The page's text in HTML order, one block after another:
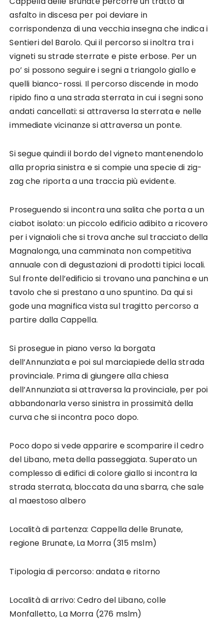
asfalto in discesa per poi deviare in
corrispondenza di una vecchia insegna che indica i
Sentieri del Barolo. Qui il percorso si inoltra tra i
vigneti su strade sterrate e piste erbose. Per un
po’ si possono seguire i segni a triangolo giallo e
quelli bianco-rossi. Il percorso discende in modo
ripido fino a una strada sterrata in cui i segni sono
andati cancellati: si attraversa la sterrata e nelle
immediate vicinanze si attraversa un ponte.
Si segue quindi il bordo del vigneto mantenendolo
alla propria sinistra e si compie una specie di zig-
zag che riporta a una traccia più evidente.
Proseguendo si incontra una salita che porta a un
ciabot isolato: un piccolo edificio adibito a ricovero
per i vignaioli che si trova anche sul tracciato della
Magnalonga, una camminata non competitiva
annuale con di degustazioni di prodotti tipici locali.
Sul fronte dell’edificio si trovano una panchina e un
tavolo che si prestano a uno spuntino. Da qui si
gode una magnifica vista sul tragitto percorso a
partire dalla Cappella.
Si prosegue in piano verso la borgata
dell’Annunziata e poi sul marciapiede della strada
provinciale. Prima di giungere alla chiesa
dell’Annunziata si attraversa la provinciale, per poi
abbandonarla verso sinistra in prossimità della
curva che si incontra poco dopo.
Poco dopo si vede apparire e scomparire il cedro
del Libano, meta della passeggiata. Superato un
complesso di edifici di colore giallo si incontra la
strada sterrata, bloccata da una sbarra, che sale
al maestoso albero
Località di partenza: Cappella delle Brunate,
regione Brunate, La Morra (315 mslm)
Tipologia di percorso: andata e ritorno
Località di arrivo: Cedro del Libano, colle
Monfalletto, La Morra (276 mslm)